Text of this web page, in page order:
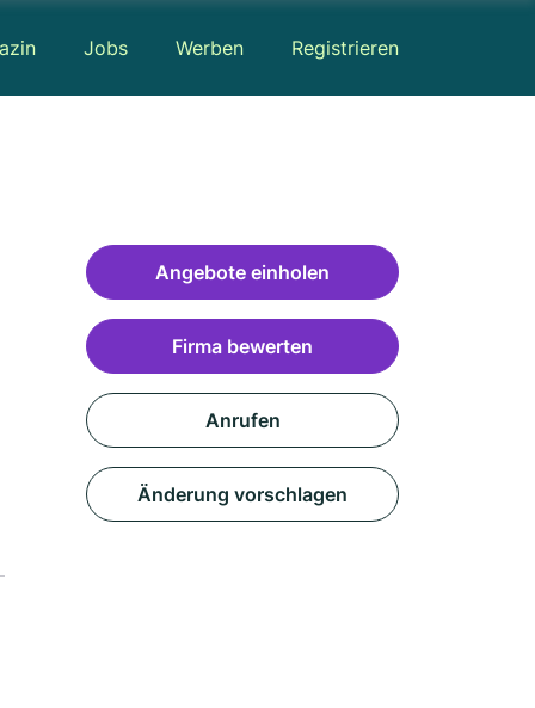
Jobs Werben Registrieren
Angebote einholen
Firma bewerten
Anrufen
Änderung vorschlagen